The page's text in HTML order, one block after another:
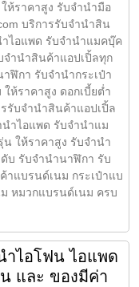
ห้ราคาสูง รับจำนำมือ
บริการรับจำนำสิน
ไอแพด รับจำนำแมคบุ๊ค
ำนำสินค้าแอปเปิ้ลทุก
ฬิกา รับจำนำกระเป๋า
ห้ราคาสูง ดอกเบี้ยต่ำ
รับจำนำสินค้าแอปเปิ้ล
ำไอแพด รับจำนำแม
ให้ราคาสูง รับจำนำ
บ รับจำนำนาฬิกา รับ
าแบรนด์เนม กระเป๋าแบ
หมวกแบรนด์เนม ครบ
ำไอโฟน ไอแพด
และ ของมีค่า